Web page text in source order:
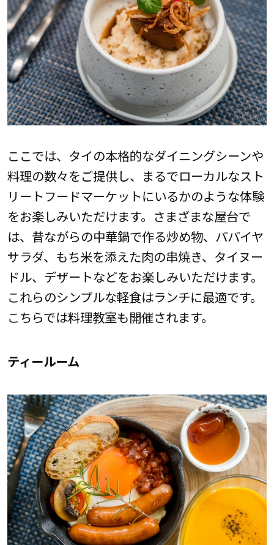
ここでは、タイの本格的なダイニングシーンや
料理の数々をご提供し、まるでローカルなスト
リートフードマーケットにいるかのような体験
をお楽しみいただけます。さまざまな屋台で
は、昔ながらの中華鍋で作る炒め物、パパイヤ
サラダ、もち米を添えた肉の串焼き、タイヌー
ドル、デザートなどをお楽しみいただけます。
これらのシンプルな軽食はランチに最適です。
こちらでは料理教室も開催されます。
ティールーム